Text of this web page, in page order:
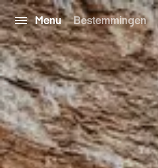
Menu Bestemmingen